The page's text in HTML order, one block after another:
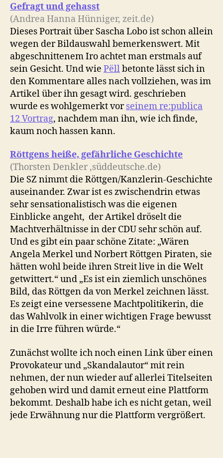
Gefragt und gehasst
(Andrea Hanna Hünniger, zeit.de)
Dieses Portrait über Sascha Lobo ist schon allein
wegen der Bildauswahl bemerkenswert. Mit
abgeschnittenem Iro achtet man erstmals auf
sein Gesicht. Und wie Pëllbetonte lässt sich in
den Kommentare alles nach vollziehen, was im
Artikel über ihn gesagt wird. geschrieben
wurde es wohlgemerkt vorseinem re:publica
12 Vortrag, nachdem man ihn, wie ich finde,
kaum noch hassen kann.
Röttgens heiße, gefährliche Geschichte
(Thorsten Denkler ,süddeutsche.de)
Die SZ nimmt die Röttgen/Kanzlerin-Geschichte
auseinander. Zwar ist es zwischendrin etwas
sehr sensationalistisch was die eigenen
Einblicke angeht, der Artikel dröselt die
Machtverhältnisse in der CDU sehr schön auf.
Und es gibt ein paar schöne Zitate: „Wären
Angela Merkel und Norbert Röttgen Piraten, sie
hätten wohl beide ihren Streit live in die Welt
getwittert.“ und „Es ist ein ziemlich unschönes
Bild, das Röttgen da von Merkel zeichnen lässt.
Es zeigt eine versessene Machtpolitikerin, die
das Wahlvolk in einer wichtigen Frage bewusst
in die Irre führen würde.“
Zunächst wollte ich noch einen Link über einen
Provokateur und „Skandalautor“ mit rein
nehmen, der nun wieder auf allerlei Titelseiten
gehoben wird und damit erneut eine Plattform
bekommt. Deshalb habe ich es nicht getan, weil
jede Erwähnung nur die Plattform vergrößert.